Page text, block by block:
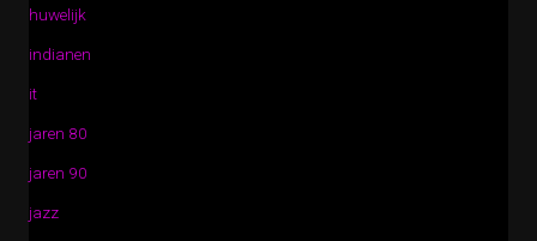
huwelijk
indianen
it
jaren 80
jaren 90
jazz